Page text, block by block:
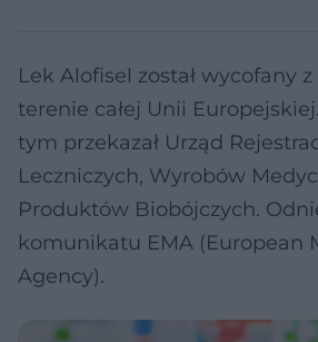
Lek Alofisel został wycofany
terenie całej Unii
tym przekazał Urząd
Leczniczych, Wyrobów
Produktów Biobójczych.
komunikatu EMA (European
Agency).